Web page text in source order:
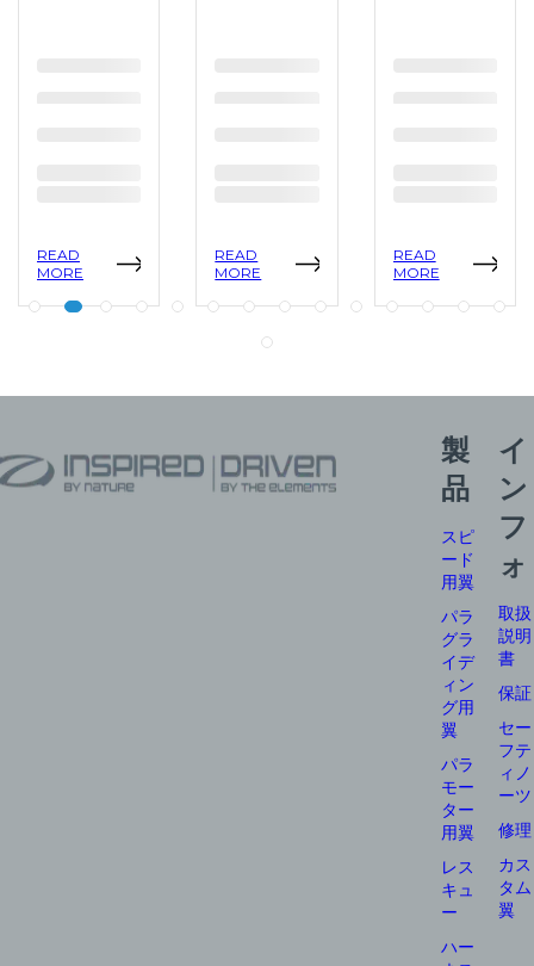
READ
MORE
READ
MORE
READ
MORE
製
品
スピ
ード
用翼
パラ
グラ
イデ
ィン
グ用
翼
パラ
モー
ター
用翼
レス
キュ
ー
ハー
イ
ン
フ
ォ
取扱
説明
書
保証
セー
フテ
ィノ
ーツ
修理
カス
タム
翼